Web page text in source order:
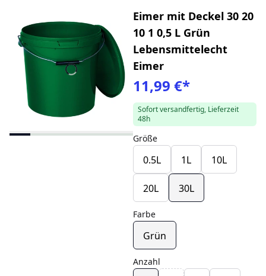
Eimer mit Deckel 30 20
10 1 0,5 L Grün
Lebensmittelecht
Eimer
11,99 €*
Sofort versandfertig, Lieferzeit
48h
Größe
0.5L 1L 10L
20L 30L
Farbe
Grün
Anzahl